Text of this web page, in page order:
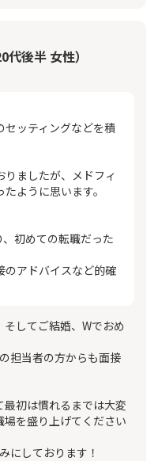
後半 女性）
セッティングなどを積
ましたが、メドフィ
ように思います。
初めての転職だった
のアドバイスなど的確
そしてご結婚、Wでおめ
担当者の方からも面接
初は慣れるまでは大変
を盛り上げてください
にしております！